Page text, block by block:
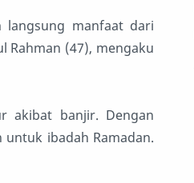
langsung manfaat dari
Rahman (47), mengaku
akibat banjir. Dengan
ibadah Ramadan.